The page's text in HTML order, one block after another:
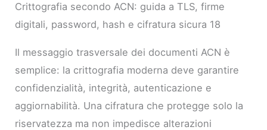
Crittografia secondo ACN: guida a TLS, firme
digitali, password, hash e cifratura sicura 18
Il messaggio trasversale dei documenti ACN è
semplice: la crittografia moderna deve garantire
confidenzialità, integrità, autenticazione e
aggiornabilità. Una cifratura che protegge solo la
riservatezza ma non impedisce alterazioni